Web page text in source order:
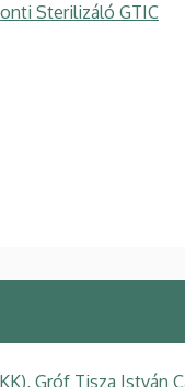
Sterilizáló GTIC
Gróf Tisza István